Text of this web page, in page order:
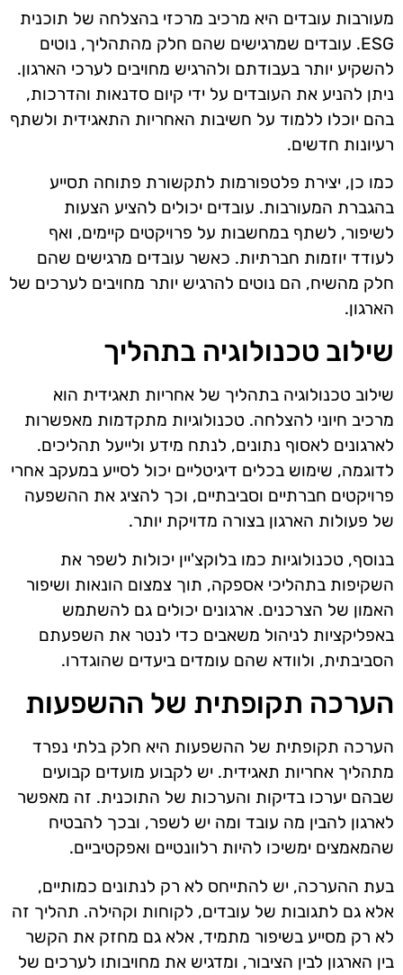
מעורבות עובדים היא מרכיב מרכזי בהצלחה של תוכנית
ESG. עובדים שמרגישים שהם חלק מהתהליך, נוטים
להשקיע יותר בעבודתם ולהרגיש מחויבים לערכי הארגון.
ניתן להניע את העובדים על ידי קיום סדנאות והדרכות,
בהם יוכלו ללמוד על חשיבות האחריות התאגידית ולשתף
רעיונות חדשים.
כמו כן, יצירת פלטפורמות לתקשורת פתוחה תסייע
בהגברת המעורבות. עובדים יכולים להציע הצעות
לשיפור, לשתף במחשבות על פרויקטים קיימים, ואף
לעודד יוזמות חברתיות. כאשר עובדים מרגישים שהם
חלק מהשיח, הם נוטים להרגיש יותר מחויבים לערכים של
הארגון.
שילוב טכנולוגיה בתהליך
שילוב טכנולוגיה בתהליך של אחריות תאגידית הוא
מרכיב חיוני להצלחה. טכנולוגיות מתקדמות מאפשרות
לארגונים לאסוף נתונים, לנתח מידע ולייעל תהליכים.
לדוגמה, שימוש בכלים דיגיטליים יכול לסייע במעקב אחרי
פרויקטים חברתיים וסביבתיים, וכך להציג את ההשפעה
של פעולות הארגון בצורה מדויקת יותר.
בנוסף, טכנולוגיות כמו בלוקצ'יין יכולות לשפר את
השקיפות בתהליכי אספקה, תוך צמצום הונאות ושיפור
האמון של הצרכנים. ארגונים יכולים גם להשתמש
באפליקציות לניהול משאבים כדי לנטר את השפעתם
הסביבתית, ולוודא שהם עומדים ביעדים שהוגדרו.
הערכה תקופתית של ההשפעות
הערכה תקופתית של ההשפעות היא חלק בלתי נפרד
מתהליך אחריות תאגידית. יש לקבוע מועדים קבועים
שבהם יערכו בדיקות והערכות של התוכנית. זה מאפשר
לארגון להבין מה עובד ומה יש לשפר, ובכך להבטיח
שהמאמצים ימשיכו להיות רלוונטיים ואפקטיביים.
בעת ההערכה, יש להתייחס לא רק לנתונים כמותיים,
אלא גם לתגובות של עובדים, לקוחות וקהילה. תהליך זה
לא רק מסייע בשיפור מתמיד, אלא גם מחזק את הקשר
בין הארגון לבין הציבור, ומדגיש את מחויבותו לערכים של